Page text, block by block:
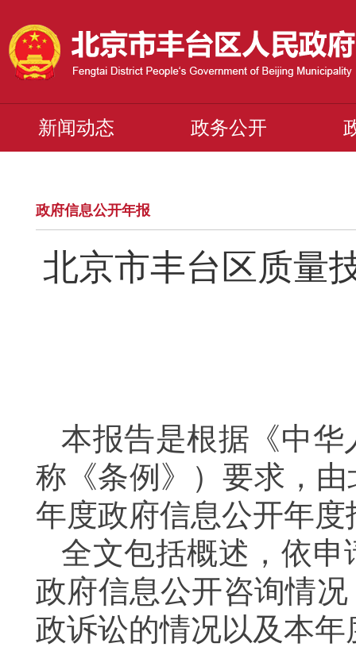
新闻动态 政务公开
政府信息公开年报
北京市丰台区质量
本报告是根据《中
称《条例》）要求，
年度政府信息公开年度
全文包括概述，依
政府信息公开咨询情
政诉讼的情况以及本